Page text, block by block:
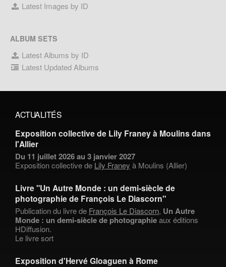
Latest Images by ID
ALBUM SETS
Latest Albums by ID
Latest Updated Albums
ACTUALITÉS
Exposition collective de Lily Franey à Moulins dans
l'Allier
Du 11 juillet 2026 au 3 janvier 2027
Exposition collective de Lily Franey à Moulins (Allier)
Livre "Un Autre Monde : un demi-siècle de
photographie de François Le Diascorn"
Publication du livre de François Le Diascorn, Un Autre
Monde : un demi-siècle de photographieaux éditions
HDiffusion.
Le livre sort
Exposition d'Hervé Gloaguen à Rome